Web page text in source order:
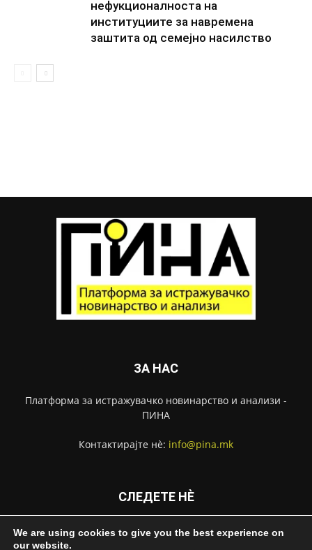
нефукционалноста на
институциите за навремена
заштита од семејно насилство
ЗА НАС
Платформа за истражувачко новинарство и анализи -
ПИНА
Контактирајте нѐ: info@pina.mk
СЛЕДЕТЕ НЀ
We are using cookies to give you the best experience on
our website.